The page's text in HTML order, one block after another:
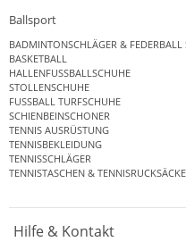
Ballsport
BADMINTONSCHLÄGER & FEDERBALL
BASKETBALL
HALLENFUSSBALLSCHUHE
STOLLENSCHUHE
FUSSBALL TURFSCHUHE
SCHIENBEINSCHONER
TENNIS AUSRÜSTUNG
TENNISBEKLEIDUNG
TENNISSCHLÄGER
TENNISTASCHEN & TENNISRUCKSÄCKE
Hilfe & Kontakt